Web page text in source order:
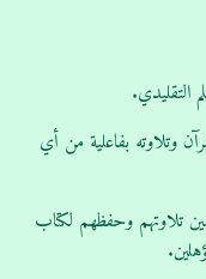
التقليدي.
وتلاوته بفاعلية من أي
تلاوتهم وحفظهم لكتاب